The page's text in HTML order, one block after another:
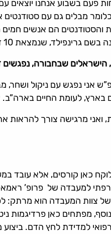
פעם בשבוע אנחנו יוצאים
מבלים גם עם סטודנטים
והסטודנטים הם אנשים חמים
שנמצאת 10 דקות נסיעה באוטובוס מהאוניברסיטה.
הישראלים שבחבורה,
אני נפגש עם ניקול ושחר,
בארץ, לעומת החיים
ואני מרגישה צורך
כאן קורסים, אלא עובד
למעבדה של פרופ’
צוות המעבדה הוא מרתק:
מפתחים כאן פרדיגמות
למדידת לחץ הדם. ביצוע